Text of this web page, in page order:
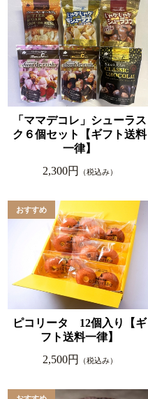
「ママデコレ」シューラス
ク６個セット【ギフト送料
一律】
2,300円
（税込み）
ピコリータ 12個入り【ギ
フト送料一律】
2,500円
（税込み）